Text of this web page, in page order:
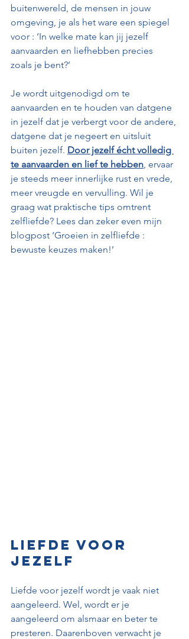
buitenwereld, de mensen in jouw
omgeving, je als het ware een spiegel
voor : ‘In welke mate kan jij jezelf
aanvaarden en liefhebben precies
zoals je bent?’
Je wordt uitgenodigd om te
aanvaarden en te houden van datgene
in jezelf dat je verbergt voor de andere,
datgene dat je negeert en uitsluit
buiten jezelf. Door jezelf écht volledig
te aanvaarden en lief te hebben , ervaar
je steeds meer innerlijke rust en vrede,
meer vreugde en vervulling. Wil je
graag wat praktische tips omtrent
zelfliefde? Lees dan zeker even mijn
blogpost ‘Groeien in zelfliefde :
bewuste keuzes maken!’
Liefde voor
jezelf
Liefde voor jezelf wordt je vaak niet
aangeleerd. Wel, wordt er je
aangeleerd om alsmaar en beter te
presteren. Daarenboven verwacht je